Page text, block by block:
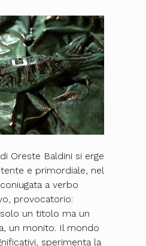
Oreste Baldini si erge
e primordiale, nel
a verbo
provocatorio:
solo un titolo ma un
un monito. Il mondo
sperimenta la